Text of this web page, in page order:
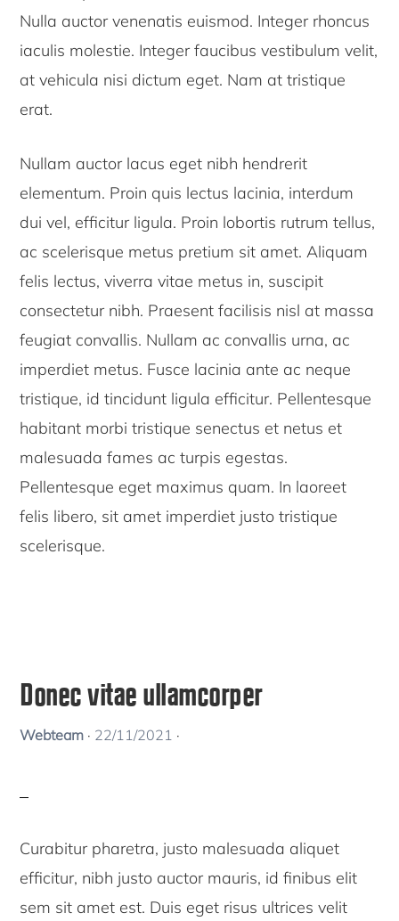
Nulla auctor venenatis euismod. Integer rhoncus
iaculis molestie. Integer faucibus vestibulum velit,
at vehicula nisi dictum eget. Nam at tristique
erat.
Nullam auctor lacus eget nibh hendrerit
elementum. Proin quis lectus lacinia, interdum
dui vel, efficitur ligula. Proin lobortis rutrum tellus,
ac scelerisque metus pretium sit amet. Aliquam
felis lectus, viverra vitae metus in, suscipit
consectetur nibh. Praesent facilisis nisl at massa
feugiat convallis. Nullam ac convallis urna, ac
imperdiet metus. Fusce lacinia ante ac neque
tristique, id tincidunt ligula efficitur. Pellentesque
habitant morbi tristique senectus et netus et
malesuada fames ac turpis egestas.
Pellentesque eget maximus quam. In laoreet
felis libero, sit amet imperdiet justo tristique
scelerisque.
Donec vitae ullamcorper
Webteam · 22/11/2021 ·
Curabitur pharetra, justo malesuada aliquet
efficitur, nibh justo auctor mauris, id finibus elit
sem sit amet est. Duis eget risus ultrices velit